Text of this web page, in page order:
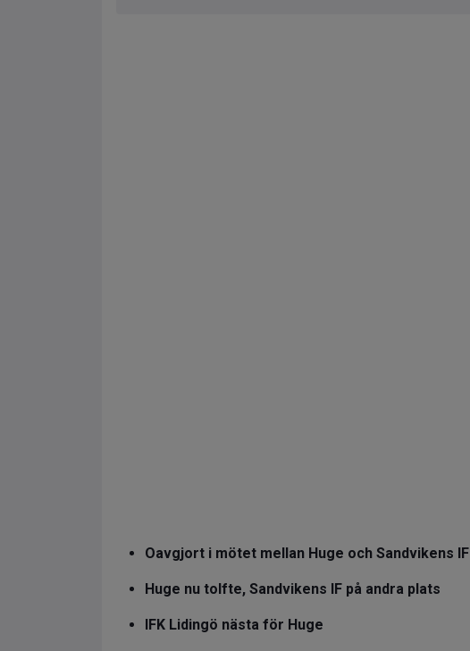
Oavgjort i mötet mellan Huge och Sandvikens IF
Huge nu tolfte, Sandvikens IF på andra plats
IFK Lidingö nästa för Huge